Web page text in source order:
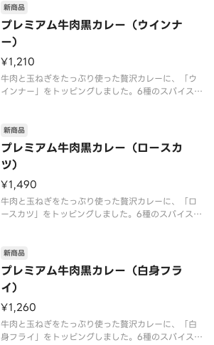
使うことで深いコクとまろやかさにこだわりまし
た。付属の「辛旨カレースパイス
プレミアム牛肉黒カレー（ウインナ
ー）
新商品
¥1,210
牛肉と玉ねぎをたっぷり使った贅沢カレーに、「ウ
インナー」をトッピングしました。6種のスパイスと
と、隠し味にチーズや北海道産生クリームを使うこ
とで深いコクとまろやかさにこだ
プレミアム牛肉黒カレー（ロースカ
ツ）
新商品
¥1,490
牛肉と玉ねぎをたっぷり使った贅沢カレーに、「ロ
ースカツ」をトッピングしました。6種のスパイスと
と、隠し味にチーズや北海道産生クリームを使うこ
とで深いコクとまろやかさにこだ
プレミアム牛肉黒カレー（白身フラ
イ）
新商品
¥1,260
牛肉と玉ねぎをたっぷり使った贅沢カレーに、「白
身フライ」をトッピングしました。6種のスパイスと